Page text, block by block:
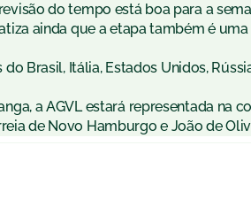
do tempo está boa para a
ainda que a etapa também é
Brasil, Itália, Estados Unidos,
a AGVL estará representada na
de Novo Hamburgo e João de